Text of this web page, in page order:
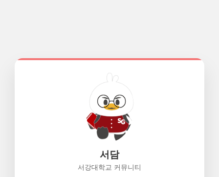
서담
서강대학교 커뮤니티